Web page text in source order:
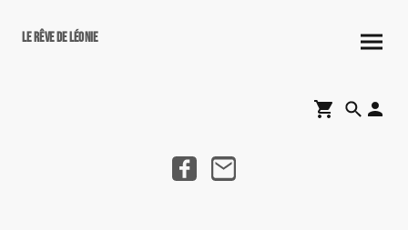
Le rêve de Léonie